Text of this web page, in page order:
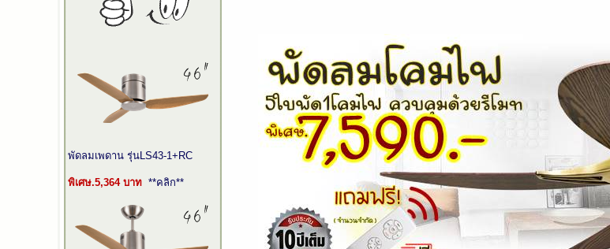
พัดลมเพดาน รุ่นLS43-1+RC
พิเศษ.5,364 บาท **คลิก**